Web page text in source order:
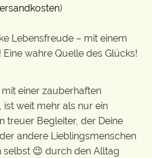
)
Lebensfreude – mit einem
wahre Quelle des Glücks!
einer zauberhaften
weit mehr als nur ein
treuer Begleiter, der Deine
andere Lieblingsmenschen
selbst 😉 durch den Alltag